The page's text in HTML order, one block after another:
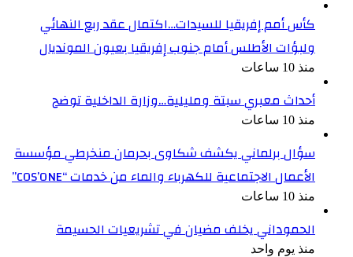
كأس أمم إفريقيا للسيدات…اكتمال عقد ربع النهائي
ولبؤات الأطلس أمام جنوب إفريقيا بعيون المونديال
منذ 10 ساعات
أحداث معبري سبتة ومليلية…وزارة الداخلية توضح
منذ 10 ساعات
سؤال برلماني يكشف شكاوى بحرمان منخرطي مؤسسة
الأعمال الاجتماعية للكهرباء والماء من خدمات “COS’ONE”
منذ 10 ساعات
الحموداني يخلف مضيان في تشريعيات الحسيمة
منذ يوم واحد